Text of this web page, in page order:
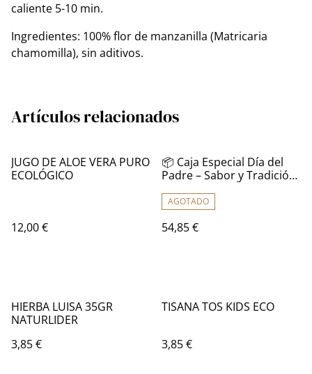
caliente 5-10 min.
Ingredientes: 100% flor de manzanilla (Matricaria
chamomilla), sin aditivos.
Artículos relacionados
JUGO DE ALOE VERA PURO
ECOLÓGICO
12,00 €
📦 Caja Especial Día del
Padre – Sabor y Tradición
AGOTADO
54,85 €
HIERBA LUISA 35GR
NATURLIDER
3,85 €
TISANA TOS KIDS ECO
3,85 €